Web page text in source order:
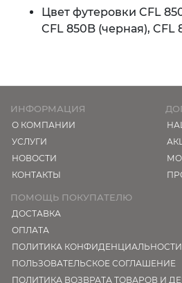
Цвет футеровки CFL
CFL 850B (черная), CFL
ИНФОРМАЦИЯ
О КОМПАНИИ
УСЛУГИ
НОВОСТИ
КОНТАКТЫ
ПОМОЩЬ ПОКУПАТЕЛЮ
ДОСТАВКА
ОПЛАТА
ПОЛИТИКА КОНФИДЕНЦИАЛЬНОСТИ
ПОЛЬЗОВАТЕЛЬСКОЕ СОГЛАШЕНИЕ
ПОЛИТИКА ВОЗВРАТА ТОВАРОВ И